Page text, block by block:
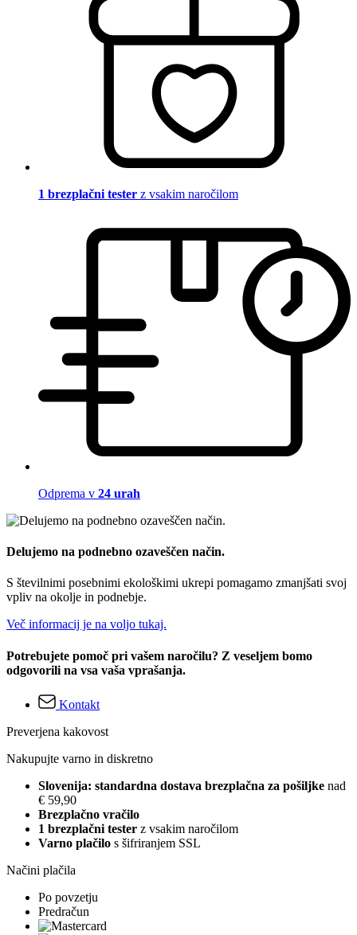
1 brezplačni tester z vsakim naročilom
Odprema v 24 urah
Delujemo na podnebno ozaveščen način.
S številnimi posebnimi ekološkimi ukrepi pomagamo zmanjšati svoj
vpliv na okolje in podnebje.
Več informacij je na voljo tukaj.
Potrebujete pomoč pri vašem naročilu? Z veseljem bomo
odgovorili na vsa vaša vprašanja.
Kontakt
Preverjena kakovost
Nakupujte varno in diskretno
Slovenija: standardna dostava brezplačna za pošiljke nad
€ 59,90
Brezplačno vračilo
1 brezplačni tester z vsakim naročilom
Varno plačilo s šifriranjem SSL
Načini plačila
Po povzetju
Predračun